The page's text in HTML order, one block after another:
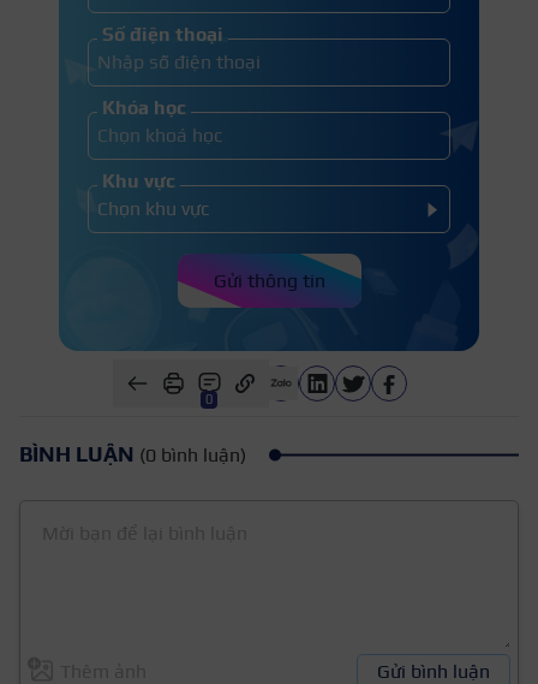
Số điện thoại
Khóa học
Khu vực
Gửi thông tin
0
BÌNH LUẬN (0 bình luận)
Gửi bình luận